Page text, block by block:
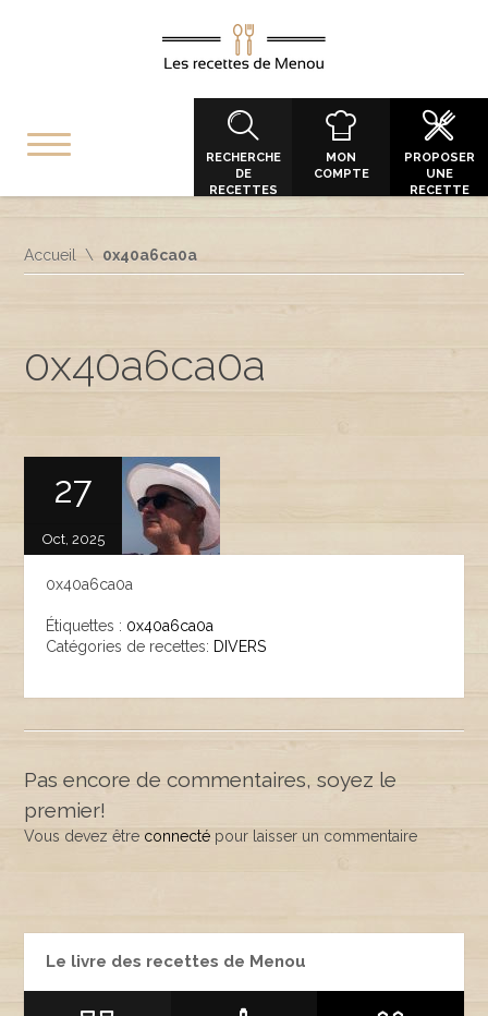
RECHERCHE
DE
RECETTES
MON
COMPTE
PROPOSER
UNE
RECETTE
Accueil 0x40a6ca0a
0x40a6ca0a
27
Oct, 2025
0x40a6ca0a
Étiquettes : 0x40a6ca0a
Catégories de recettes: DIVERS
Pas encore de commentaires, soyez le
premier!
Vous devez être connecté pour laisser un commentaire
Le livre des recettes de Menou